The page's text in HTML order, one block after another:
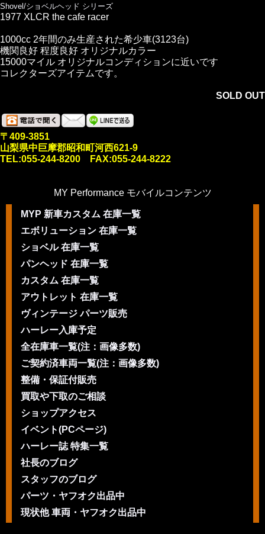
Shovel/ショベルヘッド シリーズ
1977 XLCR the cafe racer
1000cc 2年間のみ生産された希少車(3123台)
機関良好 程度良好 オリジナルカラー
15000マイル オリジナルコンディションに近いです
コレクターズアイテムです。
SOLD OUT
〒409-3851
山梨県中巨摩郡昭和町河西621-9
TEL:055-244-8200 FAX:055-244-8222
MY Performance モバイルコンテンツ
MYP 新車カスタム 在庫一覧
エボリューション 在庫一覧
ショベル 在庫一覧
パンヘッド 在庫一覧
カスタム 在庫一覧
アウトレット 在庫一覧
ヴィンテージ パーツ販売
ハーレー入庫予定
全在庫車一覧(注：画像多数)
ご契約済車両一覧(注：画像多数)
整備・保証付販売
買取や下取のご相談
ショップアクセス
イベント(PCページ)
ハーレー誌 特集一覧
社長のブログ
スタッフのブログ
パーツ・ヤフオク出品中
現状他 車両・ヤフオク出品中